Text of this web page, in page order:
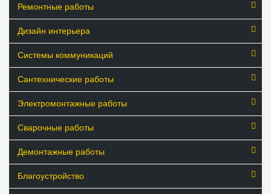
Ремонтные работы
Дизайн интерьера
Системы коммуникаций
Сантехнические работы
Электромонтажные работы
Сварочные работы
Демонтажные работы
Благоустройство